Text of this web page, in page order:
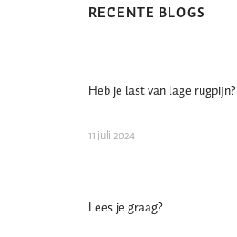
RECENTE BLOGS
Heb je last van lage rugpijn?
11 juli 2024
Lees je graag?